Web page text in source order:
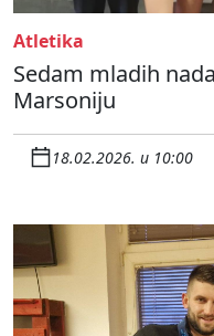
Atletika
Sedam mladih
Marsoniju
18.02.2026. u 10:00